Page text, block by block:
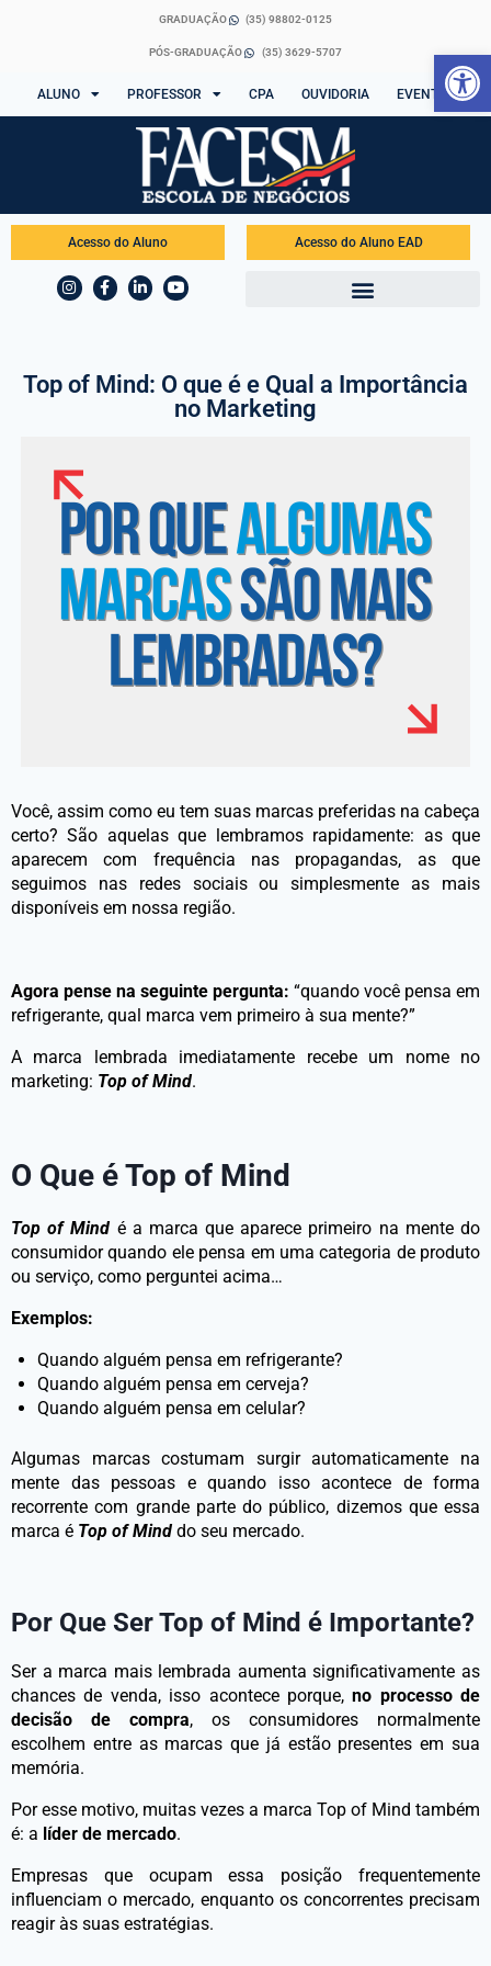
GRADUAÇÃO (35) 98802-0125
PÓS-GRADUAÇÃO (35) 3629-5707
ALUNO PROFESSOR CPA OUVIDORIA EVENTOS
Acesso do Aluno Acesso do Aluno EAD
Top of Mind: O que é e Qual a Importância
no Marketing
Você, assim como eu tem suas marcas preferidas na cabeça
certo? São aquelas que lembramos rapidamente: as que
aparecem com frequência nas propagandas, as que
seguimos nas redes sociais ou simplesmente as mais
disponíveis em nossa região.
Agora pense na seguinte pergunta: “quando você pensa em
refrigerante, qual marca vem primeiro à sua mente?”
A marca lembrada imediatamente recebe um nome no
marketing: Top of Mind.
O Que é Top of Mind
Top of Mind é a marca que aparece primeiro na mente do
consumidor quando ele pensa em uma categoria de produto
ou serviço, como perguntei acima…
Exemplos:
Quando alguém pensa em refrigerante?
Quando alguém pensa em cerveja?
Quando alguém pensa em celular?
Algumas marcas costumam surgir automaticamente na
mente das pessoas e quando isso acontece de forma
recorrente com grande parte do público, dizemos que essa
marca é Top of Mind do seu mercado.
Por Que Ser Top of Mind é Importante?
Ser a marca mais lembrada aumenta significativamente as
chances de venda, isso acontece porque,no processo de
decisão de compra, os consumidores normalmente
escolhem entre as marcas que já estão presentes em sua
memória.
Por esse motivo, muitas vezes a marca Top of Mind também
é: a líder de mercado.
Empresas que ocupam essa posição frequentemente
influenciam o mercado, enquanto os concorrentes precisam
reagir às suas estratégias.
Abrir